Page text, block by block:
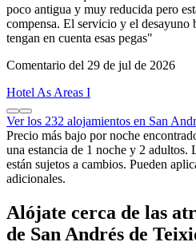
poco antigua y muy reducida pero
compensa. El servicio y el
tengan en cuenta esas pegas"
Comentario del 29 de jul de 2026
Hotel As Areas I
Ver los 232 alojamientos en San
Precio más bajo por noche
una estancia de 1 noche y 2
están sujetos a cambios. Pueden
adicionales.
Alójate cerca de las
de San Andrés de